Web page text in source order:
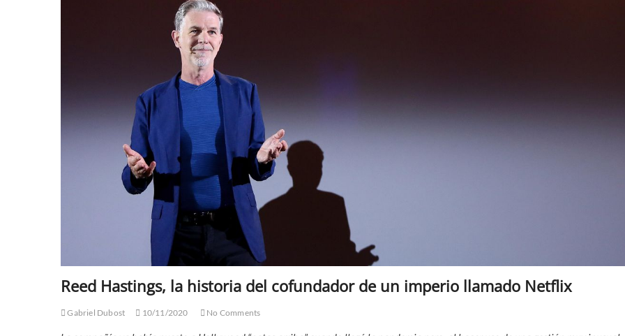
Reed Hastings, la historia del cofundador de un imperio llamado Netflix
Gabriel Dubost 10/11/2020 No Comments